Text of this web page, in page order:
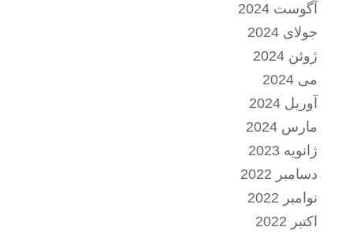
آگوست 2024
جولای 2024
ژوئن 2024
می 2024
آوریل 2024
مارس 2024
ژانویه 2023
دسامبر 2022
نوامبر 2022
اکتبر 2022